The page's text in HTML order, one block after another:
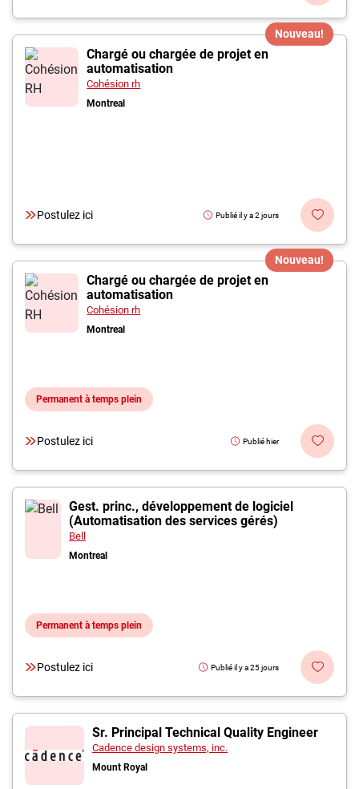
Nouveau!
Chargé ou chargée de projet en
automatisation
Cohésion rh
Montreal
Postulez ici Publié il y a 2 jours
Nouveau!
Chargé ou chargée de projet en
automatisation
Cohésion rh
Montreal
Permanent à temps plein
Postulez ici Publié hier
Gest. princ., développement de logiciel
(Automatisation des services gérés)
Bell
Montreal
Permanent à temps plein
Postulez ici Publié il y a 25 jours
Sr. Principal Technical Quality Engineer
Cadence design systems, inc.
Mount Royal